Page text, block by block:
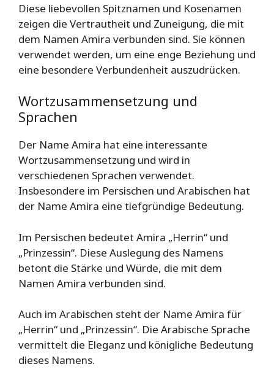
Diese liebevollen Spitznamen und Kosenamen
zeigen die Vertrautheit und Zuneigung, die mit
dem Namen Amira verbunden sind. Sie können
verwendet werden, um eine enge Beziehung und
eine besondere Verbundenheit auszudrücken.
Wortzusammensetzung und
Sprachen
Der Name Amira hat eine interessante
Wortzusammensetzung und wird in
verschiedenen Sprachen verwendet.
Insbesondere im Persischen und Arabischen hat
der Name Amira eine tiefgründige Bedeutung.
Im Persischen bedeutet Amira „Herrin“ und
„Prinzessin“. Diese Auslegung des Namens
betont die Stärke und Würde, die mit dem
Namen Amira verbunden sind.
Auch im Arabischen steht der Name Amira für
„Herrin“ und „Prinzessin“. Die Arabische Sprache
vermittelt die Eleganz und königliche Bedeutung
dieses Namens.